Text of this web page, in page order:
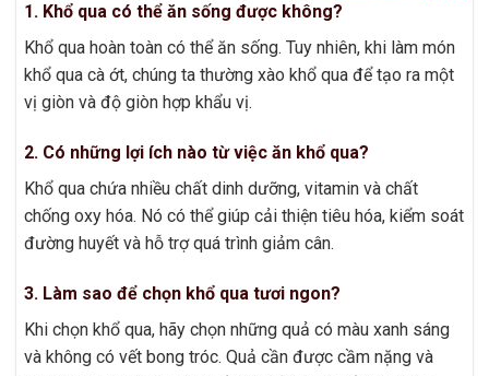
1. Khổ qua có thể ăn sống được không?
Khổ qua hoàn toàn có thể ăn sống. Tuy nhiên, khi làm món
khổ qua cà ớt, chúng ta thường xào khổ qua để tạo ra một
vị giòn và độ giòn hợp khẩu vị.
2. Có những lợi ích nào từ việc ăn khổ qua?
Khổ qua chứa nhiều chất dinh dưỡng, vitamin và chất
chống oxy hóa. Nó có thể giúp cải thiện tiêu hóa, kiểm soát
đường huyết và hỗ trợ quá trình giảm cân.
3. Làm sao để chọn khổ qua tươi ngon?
Khi chọn khổ qua, hãy chọn những quả có màu xanh sáng
và không có vết bong tróc. Quả cần được cầm nặng và